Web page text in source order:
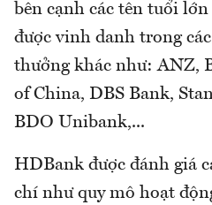
bên cạnh các tên tuổi
được vinh danh trong
thưởng khác như: ANZ,
of China, DBS Bank,
BDO Unibank,...
HDBank được đánh giá
chí như quy mô hoạt